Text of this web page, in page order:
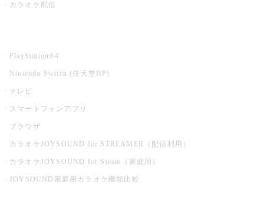
カラオケ配信
PlayStation®4
Nintendo Switch (任天堂HP)
テレビ
スマートフォンアプリ
ブラウザ
カラオケJOYSOUND for STREAMER（配信利用）
カラオケJOYSOUND for Steam（家庭用）
JOYSOUND家庭用カラオケ機能比較